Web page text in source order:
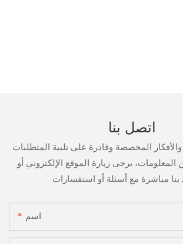
اتصل بنا
المخصصة وقادرة على تلبية المتطلبات
يرجى زيارة الموقع الإلكتروني أو
اسم